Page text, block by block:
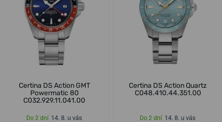
Certina DS Action GMT
Powermatic 80
C032.929.11.041.00
Do 2 dní 14. 8. u vás
Certina DS Action Quartz
C048.410.44.351.00
Do 2 dní 14. 8. u vás